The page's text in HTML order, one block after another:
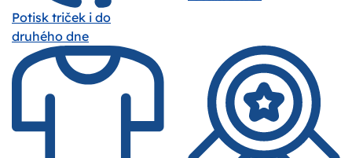
Potisk triček i do
druhého dne